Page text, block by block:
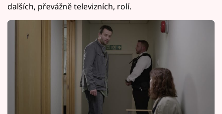
dalších, převážně televizních, rolí.